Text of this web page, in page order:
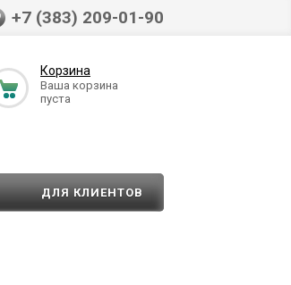
+7 (383) 209-01-90
Корзина
Ваша корзина
пуста
ДЛЯ КЛИЕНТОВ